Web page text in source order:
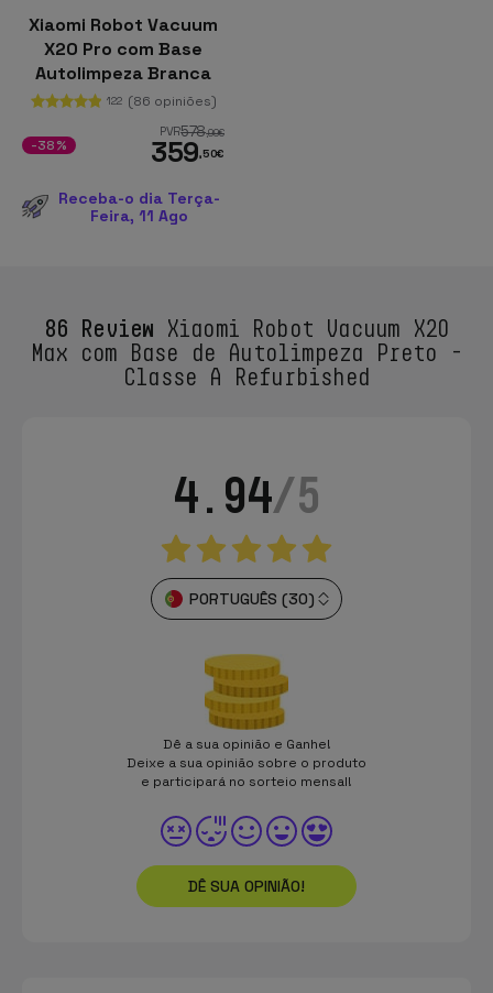
Xiaomi Robot Vacuum
X20 Pro com Base
Autolimpeza Branca
122 (86 opiniões)
PVR578,99€
359,50€
-38%
Receba-o dia Terça-
Feira, 11 Ago
86 Review Xiaomi Robot Vacuum X20
Max com Base de Autolimpeza Preto -
Classe A Refurbished
4.94/5
PORTUGUÊS (30)
Dê a sua opinião e Ganhe!
Deixe a sua opinião sobre o produto
e participará no sorteio mensal!
DÊ SUA OPINIÃO!